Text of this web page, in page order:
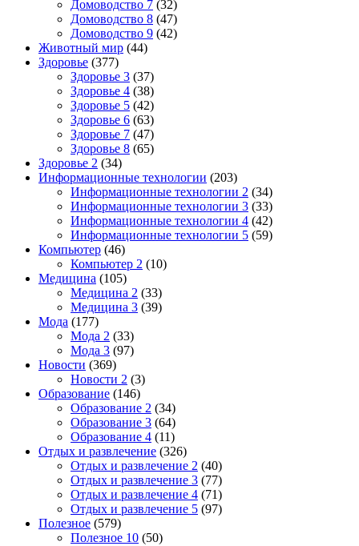
Домоводство 7 (32)
Домоводство 8 (47)
Домоводство 9 (42)
Животный мир (44)
Здоровье (377)
Здоровье 3 (37)
Здоровье 4 (38)
Здоровье 5 (42)
Здоровье 6 (63)
Здоровье 7 (47)
Здоровье 8 (65)
Здоровье 2 (34)
Информационные технологии (203)
Информационные технологии 2 (34)
Информационные технологии 3 (33)
Информационные технологии 4 (42)
Информационные технологии 5 (59)
Компьютер (46)
Компьютер 2 (10)
Медицина (105)
Медицина 2 (33)
Медицина 3 (39)
Мода (177)
Мода 2 (33)
Мода 3 (97)
Новости (369)
Новости 2 (3)
Образование (146)
Образование 2 (34)
Образование 3 (64)
Образование 4 (11)
Отдых и развлечение (326)
Отдых и развлечение 2 (40)
Отдых и развлечение 3 (77)
Отдых и развлечение 4 (71)
Отдых и развлечение 5 (97)
Полезное (579)
Полезное 10 (50)